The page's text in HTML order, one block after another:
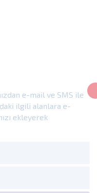
e-mail ve SMS ile
ilgili alanlara e-
ekleyerek